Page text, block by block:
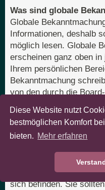
Diese Website nutzt
bestmöglichen Komfort
bieten. Mehr erfahren
Was sind globale
Globale
Informationen, deshalb
möglich lesen. Globale
erscheinen ganz oben
Ihrem persönlichen
Bekanntmachung
von den durch die
Nach oben
Bekanntmachungen
Informationen zu dem
sich befinden. Sie